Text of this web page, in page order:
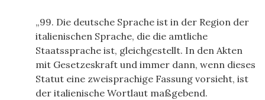
99. Die deutsche Sprache ist in der Region der
italienischen Sprache, die die amtliche
Staatssprache ist, gleichgestellt. In den Akten
mit Gesetzeskraft und immer dann, wenn dieses
Statut eine zweisprachige Fassung vorsieht, ist
der italienische Wortlaut maßgebend.